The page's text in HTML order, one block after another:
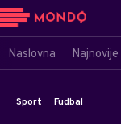
Naslovna Najnovije
Sport Fudbal